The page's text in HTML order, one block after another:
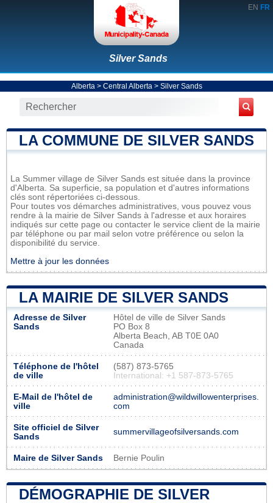
EN FR
Silver Sands
Alberta > Central Alberta > Silver Sands
LA COMMUNE DE SILVER SANDS
La Summer village de Silver Sands est située dans la province
d'Alberta. Sa superficie, sa population et d'autres informations
clés sont répertoriées ci-dessous.
Pour toutes vos démarches administratives, vous pouvez vous
rendre à la mairie de Silver Sands à l'adresse et aux horaires
indiqués sur cette page ou contacter le service client de la mairie
par téléphone ou par mail selon votre préférence ou selon la
disponibilité du service.
Mettre à jour les données
LA MAIRIE DE SILVER SANDS
Adresse de Silver
Sands
Hôtel de ville de Silver Sands
PO Box 8
Alberta Beach, AB T0E 0A0
Canada
Téléphone de l'hôtel
de ville
(587) 873-5765
International: +1 587-873-5765
E-Mail de l'hôtel de
ville
administration@wildwillowenterprises.
com
Site officiel de Silver
Sands
summervillageofsilversands.com
Maire de Silver Sands Bernie Poulin
DÉMOGRAPHIE DE SILVER